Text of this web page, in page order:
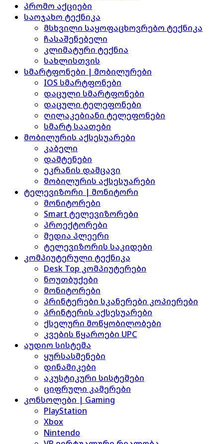
პრომო აქციები
საოჯახო ტექნიკა
მსხვილი საყოფაცხოვრებო ტექნიკა
ჩასაშენებელი
კლიმატური ტექნია
სახლისთვის
სმარტფონები | მობილურები
IOS სმარტფონები
დაცული სმარტფონები
დაცული ტელეფონები
ღილაკებიანი ტელეფონები
სმარტ საათები
მობილურის აქსესუარები
კაბელი
დამტენები
ეკრანის დამცავი
მობილურის აქსესუარები
ტელევიზორი | მონიტორი
მონიტორები
Smart ტელევიზორები
პროექტორები
მედია პლეერი
ტელევიზორის საკიდები
კომპიუტერული ტექნიკა
Desk Top კომპიუტერები
ნოუთბუქები
მონიტორები
პრინტერები სკანერები კოპიერები
პრინტერის აქსესუარები
ქსელური მოწყობილობები
კვების წყაროები UPC
აუდიო სისტემა
ყურსასმენები
დინამიკები
აკუსტიკური სისტემები
ციფრული კამერები
კონსოლები | Gaming
PlayStation
Xbox
Nintendo